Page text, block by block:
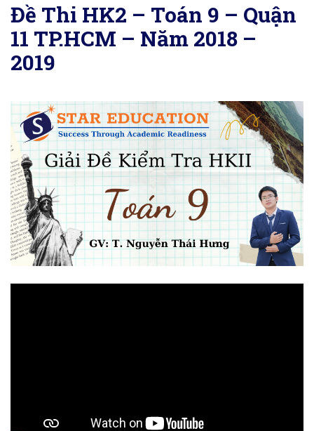
Đề Thi HK2 – Toán 9 – Quận
11 TP.HCM – Năm 2018 –
2019